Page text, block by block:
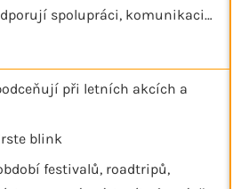
spolupráci, komunikaci…
při letních akcích a
blink
festivalů, roadtripů,